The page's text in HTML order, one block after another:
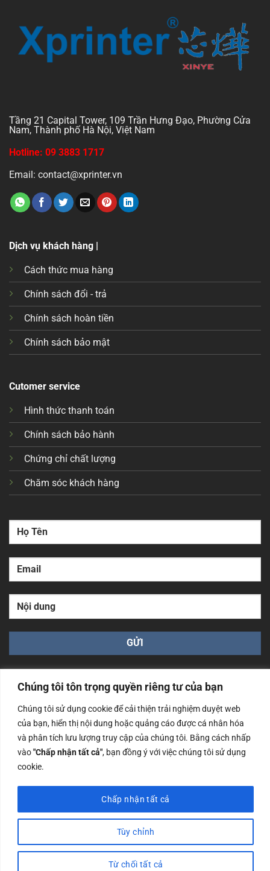
Chúng tôi tôn trọng quyền riêng tư của bạn
Chúng tôi sử dụng cookie để cải thiện trải nghiệm duyệt web
của bạn, hiển thị nội dung hoặc quảng cáo được cá nhân hóa
và phân tích lưu lượng truy cập của chúng tôi. Bằng cách nhấp
vào"Chấp nhận tất cả", bạn đồng ý với việc chúng tôi sử dụng
cookie.
Tùy chỉnh
Từ chối tất cả
Chấp nhận tất cả
Tầng 21 Capital Tower, 109 Trần Hưng Đạo, Phường Cửa
Nam, Thành phố Hà Nội, Việt Nam
Hotline: 09 3883 1717
Email: contact@xprinter.vn
Dịch vụ khách hàng |
Cách thức mua hàng
Chính sách đổi - trả
Chính sách hoàn tiền
Chính sách bảo mật
Cutomer service
Hình thức thanh toán
Chính sách bảo hành
Chứng chỉ chất lượng
Chăm sóc khách hàng
Công ty TNHH Nam Bình Xương - Số ĐKKD: 0108783483
cấp ngày 14/06/2019 bởi Sở Kế Hoạch và Đầu Tư Tp. Hà
Nội
Copyrights @2023 Nam Binh Xuong. All Rights Reserved